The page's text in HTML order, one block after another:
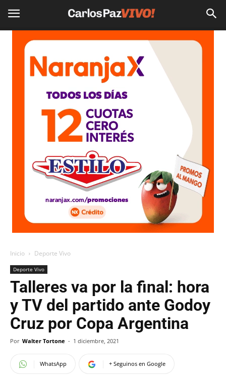
Inicio Deporte Vivo
Deporte Vivo
Talleres va por la final: hora
y TV del partido ante Godoy
Cruz por Copa Argentina
Por Walter Tortone - 1 diciembre, 2021
WhatsApp + Seguinos en Google